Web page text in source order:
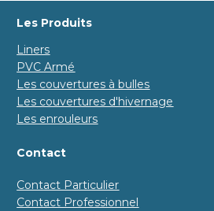
Les Produits
Liners
PVC Armé
Les couvertures à bulles
Les couvertures d'hivernage
Les enrouleurs
Contact
Contact Particulier
Contact Professionnel